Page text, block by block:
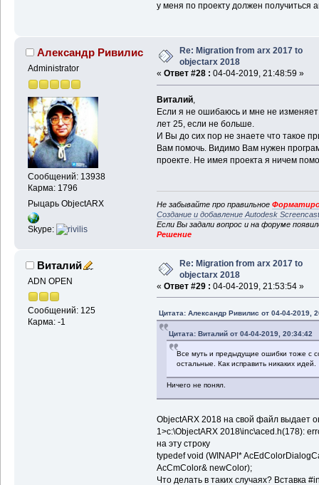
у меня по проекту должен получиться
Александр Ривилис
Administrator
Сообщений: 13938
Карма: 1796
Рыцарь ObjectARX
Skype:
Re: Migration from arx 2017 to
objectarx 2018
« Ответ #28 : 04-04-2019, 21:48:59 »
Виталий,
Если я не ошибаюсь и мне не
лет 25, если не больше.
И Вы до сих пор не знаете что такое
Вам помочь. Видимо Вам нужен
проекте. Не имея проекта я ничем
Не забывайте про правильное
Создание и добавление Autodesk
Если Вы задали вопрос и на форуме
Решение
Виталий
ADN OPEN
Сообщений: 125
Карма: -1
Re: Migration from arx 2017 to
objectarx 2018
« Ответ #29 : 04-04-2019, 21:53:54 »
Цитата: Александр Ривилис от 04-04-2019,
Цитата: Виталий от 04-04-2019, 20:34:42
Все муть и предыдущие ошибки тоже с
остальные. Как исправить никаких идей.
Ничего не понял.
ObjectARX 2018 на свой файл выдает
1>c:\ObjectARX 2018\inc\aced.h(178):
на эту строку
typedef void (WINAPI*
AcCmColor& newColor);
Что делать в таких случаях? Вставка